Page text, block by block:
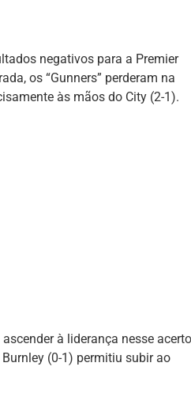
negativos para a Premier
os “Gunners” perderam na
às mãos do City (2-1).
à liderança nesse acerto
(0-1) permitiu subir ao